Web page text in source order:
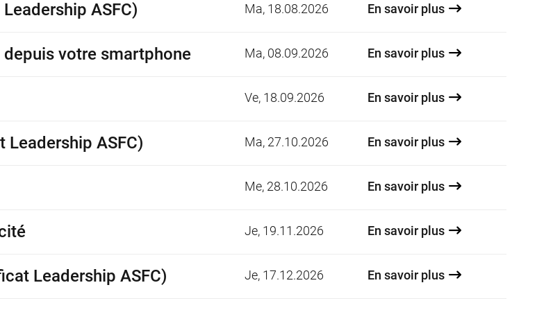
ASFC) Date:
Ma, 18.08.2026 En savoir plus
votre smartphone Date:
Ma, 08.09.2026 En savoir plus
Date:
Ve, 18.09.2026 En savoir plus
ASFC) Date:
Ma, 27.10.2026 En savoir plus
Date:
Me, 28.10.2026 En savoir plus
Date:
Je, 19.11.2026 En savoir plus
Leadership ASFC) Date:
Je, 17.12.2026 En savoir plus